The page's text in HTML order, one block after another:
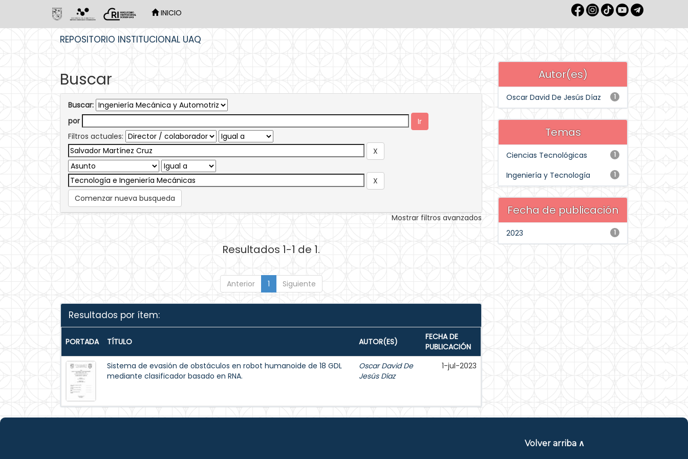
INICIO
REPOSITORIO INSTITUCIONAL UAQ
Buscar
Buscar:
por
Filtros actuales:
Comenzar nueva busqueda
Mostrar filtros avanzados
Resultados 1-1 de 1.
Anterior 1 Siguiente
Resultados por ítem:
PORTADA TÍTULO AUTOR(ES)
FECHA DE
PUBLICACIÓN
Sistema de evasión de obstáculos en robot humanoide de 18 GDL
mediante clasificador basado en RNA.
Oscar David De
Jesús Díaz
1-jul-2023
Autor(es)
1
Oscar David De Jesús Díaz
Temas
1
Ciencias Tecnológicas
1
Ingeniería y Tecnología
Fecha de publicación
1
2023
Volver arriba ∧